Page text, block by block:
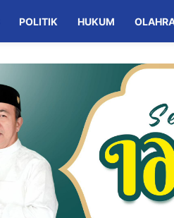
POLITIK HUKUM